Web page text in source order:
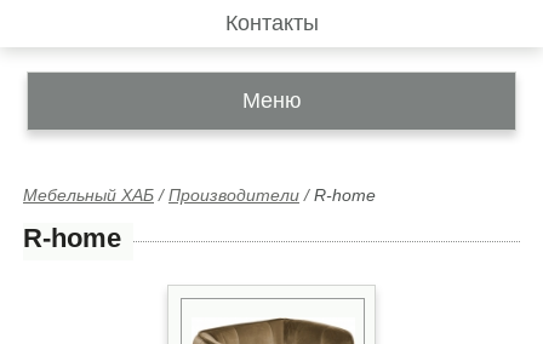
Контакты
Меню
Мебельный ХАБ /Производители /R-home
R-home